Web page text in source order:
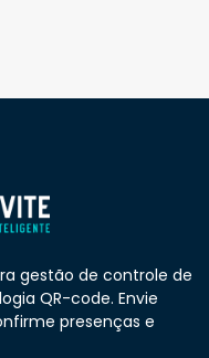
gestão de controle de
QR-code. Envie
presenças e